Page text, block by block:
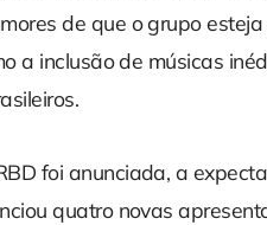
de que o grupo
a inclusão de músicas
foi anunciada, a
quatro novas